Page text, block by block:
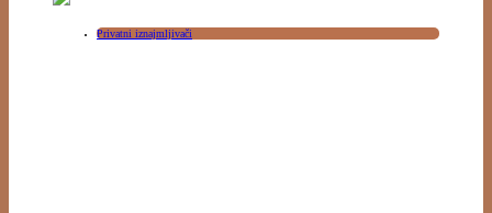
Privatni iznajmljivači